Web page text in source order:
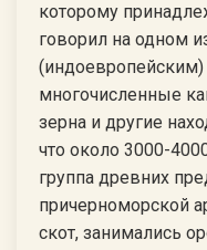
которому
говорил на одном
многочисленные
зерна и другие
что около 3000-
группа древних
причерноморской
скот, занимались